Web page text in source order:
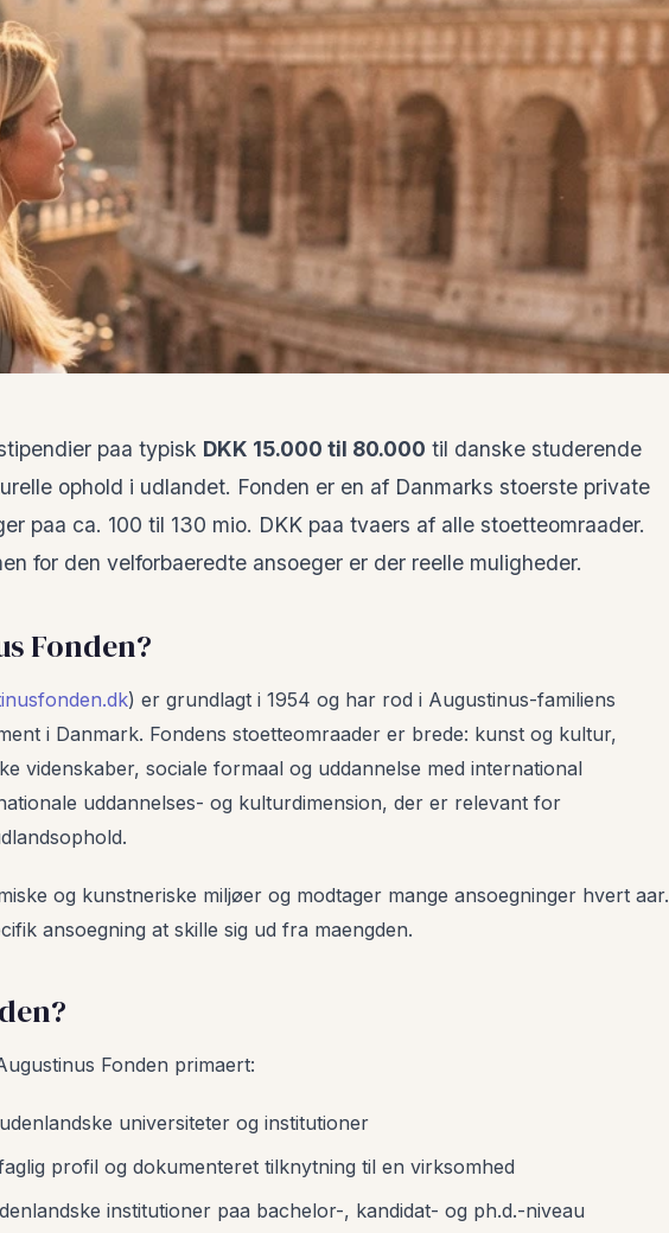
paa typisk DKK 15.000 til 80.000 til danske studerende
ophold i udlandet. Fonden er en af Danmarks stoerste private
paa ca. 100 til 130 mio. DKK paa tvaers af alle stoetteomraader.
for den velforbaeredte ansoeger er der reelle muligheder.
Fonden?
) er grundlagt i 1954 og har rod i Augustinus-familiens
i Danmark. Fondens stoetteomraader er brede: kunst og kultur,
videnskaber, sociale formaal og uddannelse med international
uddannelses- og kulturdimension, der er relevant for
og kunstneriske miljøer og modtager mange ansoegninger hvert aar.
ansoegning at skille sig ud fra maengden.
Fonden primaert:
universiteter og institutioner
profil og dokumenteret tilknytning til en virksomhed
institutioner paa bachelor-, kandidat- og ph.d.-niveau